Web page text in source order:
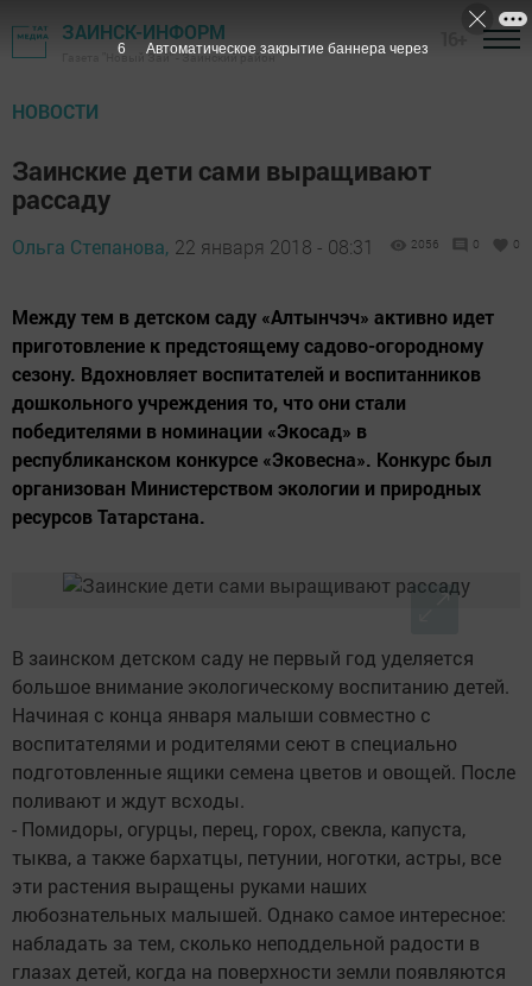
ЗАИНСК-ИНФОРМ
Газета "Новый Зай" - Заинский район
НОВОСТИ
Заинские дети сами выращивают
рассаду
Ольга Степанова, 22 января 2018 - 08:31 2056 0 0
Между тем в детском саду «Алтынчэч» активно идет
приготовление к предстоящему садово-огородному
сезону. Вдохновляет воспитателей и воспитанников
дошкольного учреждения то, что они стали
победителями в номинации «Экосад» в
республиканском конкурсе «Эковесна». Конкурс был
организован Министерством экологии и природных
ресурсов Татарстана.
В заинском детском саду не первый год уделяется
большое внимание экологическому воспитанию детей.
Начиная с конца января малыши совместно с
воспитателями и родителями сеют в специально
подготовленные ящики семена цветов и овощей. После
поливают и ждут всходы.
- Помидоры, огурцы, перец, горох, свекла, капуста,
тыква, а также бархатцы, петунии, ноготки, астры, все
эти растения выращены руками наших
любознательных малышей. Однако самое интересное:
набладать за тем, сколько неподдельной радости в
глазах детей, когда на поверхности земли появляются
5 Автоматическое закрытие баннера через